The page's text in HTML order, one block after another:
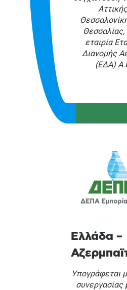
Θεσσαλίας,
εταιρία
Διανομής
(ΕΔΑ)
Ελλάδα –
Υπογράφεται
συνεργασίας